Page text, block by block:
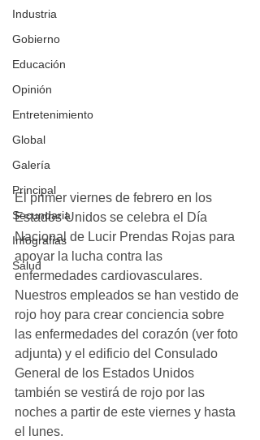
Industria
Gobierno
Educación
Opinión
Entretenimiento
Global
Galería
Principal
Secundaria
Infografias
Salud
El primer viernes de febrero en los
Estados Unidos se celebra el Día
Nacional de Lucir Prendas Rojas para
apoyar la lucha contra las
enfermedades cardiovasculares.
Nuestros empleados se han vestido de
rojo hoy para crear conciencia sobre
las enfermedades del corazón (ver foto
adjunta) y el edificio del Consulado
General de los Estados Unidos
también se vestirá de rojo por las
noches a partir de este viernes y hasta
el lunes.